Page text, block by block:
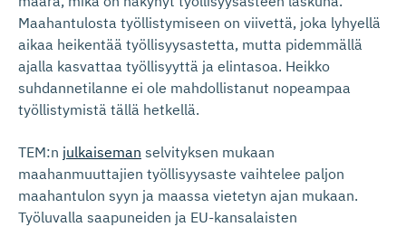
Maahantulosta työllistymiseen on viivettä, joka lyhyellä
aikaa heikentää työllisyysastetta, mutta pidemmällä
ajalla kasvattaa työllisyyttä ja elintasoa. Heikko
suhdannetilanne ei ole mahdollistanut nopeampaa
työllistymistä tällä hetkellä.
TEM:n julkaiseman selvityksen mukaan
maahanmuuttajien työllisyysaste vaihtelee paljon
maahantulon syyn ja maassa vietetyn ajan mukaan.
Työluvalla saapuneiden ja EU-kansalaisten